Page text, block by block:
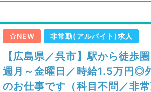
NEW 非常勤(アルバイト)求人
【広島県／呉市】駅から徒歩
週月～金曜日／時給1.5万円◎
のお仕事です（科目不問／非常